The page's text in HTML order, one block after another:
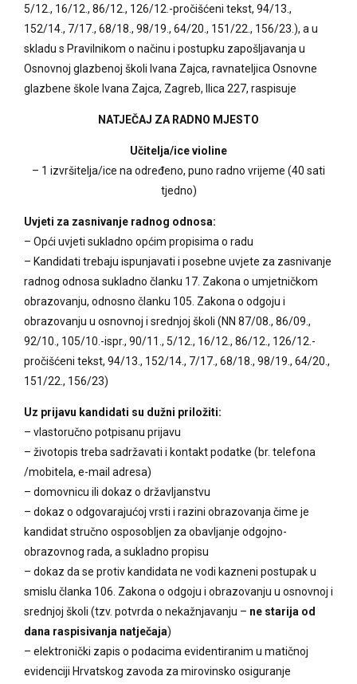
5/12., 16/12., 86/12., 126/12.-pročišćeni tekst, 94/13.,
152/14., 7/17., 68/18., 98/19., 64/20., 151/22., 156/23.), a u
skladu s Pravilnikom o načinu i postupku zapošljavanja u
Osnovnoj glazbenoj školi Ivana Zajca, ravnateljica Osnovne
glazbene škole Ivana Zajca, Zagreb, Ilica 227, raspisuje
NATJEČAJ ZA RADNO MJESTO
Učitelja/ice violine
– 1 izvršitelja/ice na određeno, puno radno vrijeme (40 sati
tjedno)
Uvjeti za zasnivanje radnog odnosa:
– Opći uvjeti sukladno općim propisima o radu
– Kandidati trebaju ispunjavati i posebne uvjete za zasnivanje
radnog odnosa sukladno članku 17. Zakona o umjetničkom
obrazovanju, odnosno članku 105. Zakona o odgoju i
obrazovanju u osnovnoj i srednjoj školi (NN 87/08., 86/09.,
92/10., 105/10.-ispr., 90/11., 5/12., 16/12., 86/12., 126/12.-
pročišćeni tekst, 94/13., 152/14., 7/17., 68/18., 98/19., 64/20.,
151/22., 156/23)
Uz prijavu kandidati su dužni priložiti:
– vlastoručno potpisanu prijavu
– životopis treba sadržavati i kontakt podatke (br. telefona
/mobitela, e-mail adresa)
– domovnicu ili dokaz o državljanstvu
– dokaz o odgovarajućoj vrsti i razini obrazovanja čime je
kandidat stručno osposobljen za obavljanje odgojno-
obrazovnog rada, a sukladno propisu
– dokaz da se protiv kandidata ne vodi kazneni postupak u
smislu članka 106. Zakona o odgoju i obrazovanju u osnovnoj i
srednjoj školi (tzv. potvrda o nekažnjavanju – ne starija od
dana raspisivanja natječaja)
– elektronički zapis o podacima evidentiranim u matičnoj
evidenciji Hrvatskog zavoda za mirovinsko osiguranje